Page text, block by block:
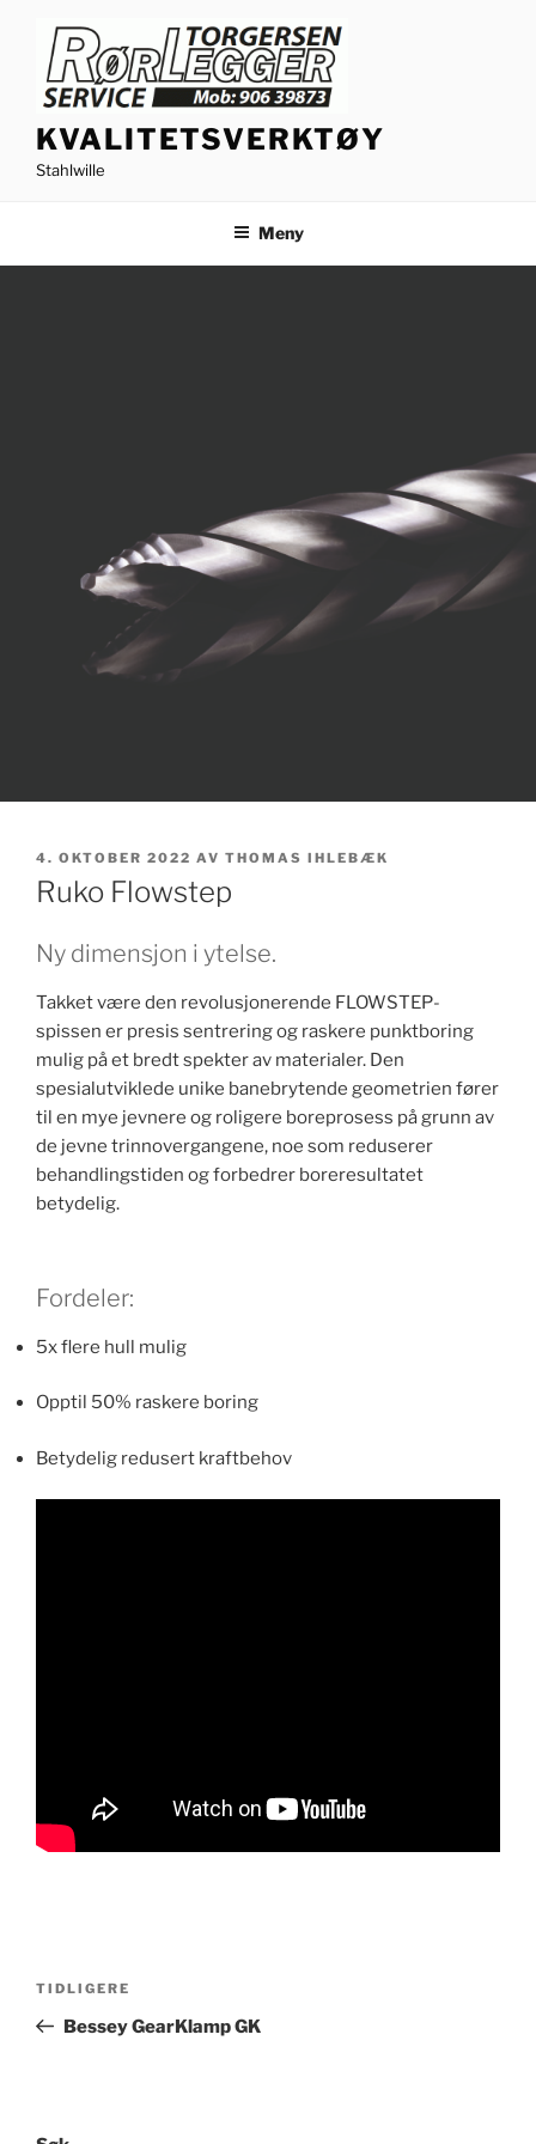
innhold
KVALITETSVERKTØY
Stahlwille
Meny
PUBLISERT
4. OKTOBER 2022 AV THOMAS IHLEBÆK
Ruko Flowstep
Ny dimensjon i ytelse.
Takket være den revolusjonerende FLOWSTEP-
spissen er presis sentrering og raskere punktboring
mulig på et bredt spekter av materialer. Den
spesialutviklede unike banebrytende geometrien fører
til en mye jevnere og roligere boreprosess på grunn av
de jevne trinnovergangene, noe som reduserer
behandlingstiden og forbedrer boreresultatet
betydelig.
Fordeler:
5x flere hull mulig
Opptil 50% raskere boring
Betydelig redusert kraftbehov
Forrige
innlegg
TIDLIGERE
Bessey GearKlamp GK